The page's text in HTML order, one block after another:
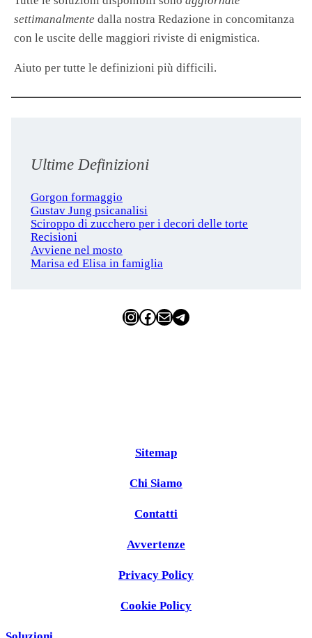
settimanalmente dalla nostra Redazione in concomitanza
con le uscite delle maggiori riviste di enigmistica.
Aiuto per tutte le definizioni più difficili.
Ultime Definizioni
Gorgon formaggio
Gustav Jung psicanalisi
Sciroppo di zucchero per i decori delle torte
Recisioni
Avviene nel mosto
Marisa ed Elisa in famiglia
InstagramFacebook Email Telegram
Sitemap
Chi Siamo
Contatti
Avvertenze
Privacy Policy
Cookie Policy